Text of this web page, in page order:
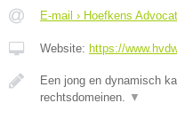
E-mail › Hoefkens
Website: https://
Een jong en dynamisch
rechtsdomeinen.
▼